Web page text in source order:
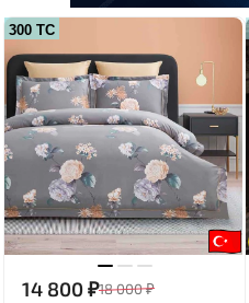
300 ТС
14 800₽18 000₽